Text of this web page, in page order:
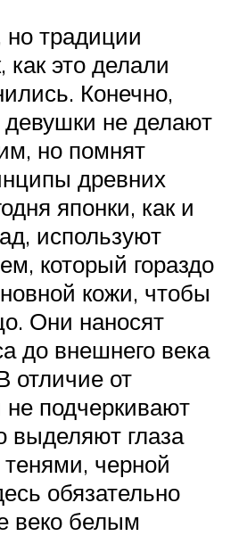
традиции
как это делали
Конечно,
не делают
но помнят
древних
японки, как и
используют
который гораздо
кожи, чтобы
Они наносят
до внешнего века
отличие от
не подчеркивают
выделяют глаза
черной
обязательно
веко белым